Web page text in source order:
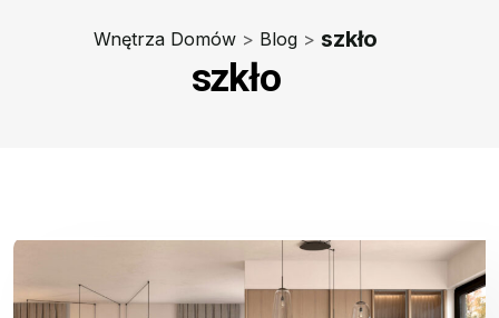
Wnętrza Domów > Blog > szkło
szkło